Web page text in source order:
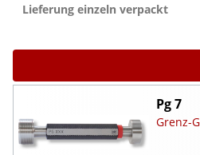
Lieferung einzeln verpackt
Pg 7
Grenz-